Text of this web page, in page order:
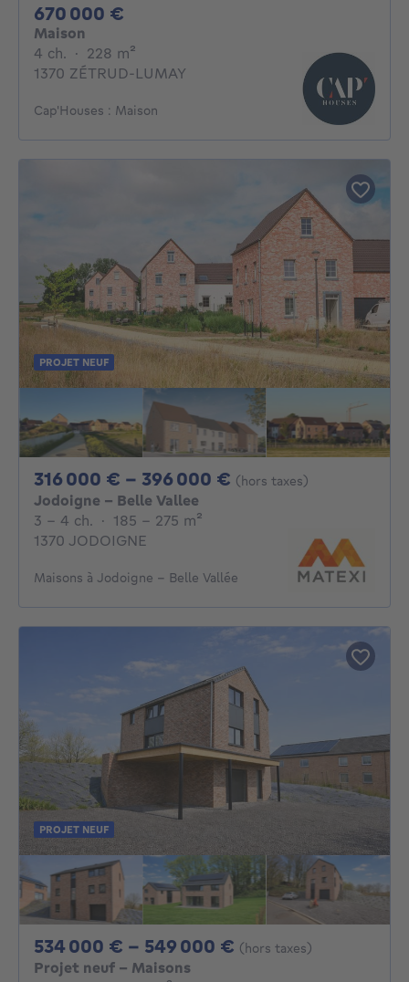
670 000 €
Maison
4 ch. 4 chambres
· 228 m²
1370 ZÉTRUD-LUMAY
Cap'Houses : Maison
PROJET NEUF
316 000 € - 396 000 € De 316000€ À
(hors taxes)
Jodoigne - Belle Vallee
3 - 4 Chambres
3 - 4 ch. · 185 - 275 m²
1370 JODOIGNE
Maisons à Jodoigne - Belle Vallée
PROJET NEUF
534 000 € - 549 000 € De 534000€ À
(hors taxes)
Projet neuf - Maisons